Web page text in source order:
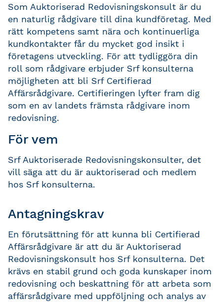
Som Auktoriserad Redovisningskonsult är du
en naturlig rådgivare till dina kundföretag. Med
rätt kompetens samt nära och kontinuerliga
kundkontakter får du mycket god insikt i
företagens utveckling. För att tydliggöra din
roll som rådgivare erbjuder Srf konsulterna
möjligheten att bli Srf Certifierad
Affärsrådgivare. Certifieringen lyfter fram dig
som en av landets främsta rådgivare inom
redovisning.
För vem
Srf Auktoriserade Redovisningskonsulter, det
vill säga att du är auktoriserad och medlem
hos Srf konsulterna.
Antagningskrav
En förutsättning för att kunna bli Certifierad
Affärsrådgivare är att du är Auktoriserad
Redovisningskonsult hos Srf konsulterna. Det
krävs en stabil grund och goda kunskaper inom
redovisning och beskattning för att arbeta som
affärsrådgivare med uppföljning och analys av